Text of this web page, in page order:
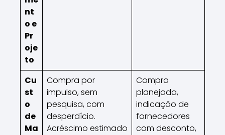
nt
o e
Pr
oje
to
Cu
st
o
de
Ma
Compra por
impulso, sem
pesquisa, com
desperdício.
Acréscimo estimado
Compra
planejada,
indicação de
fornecedores
com desconto,